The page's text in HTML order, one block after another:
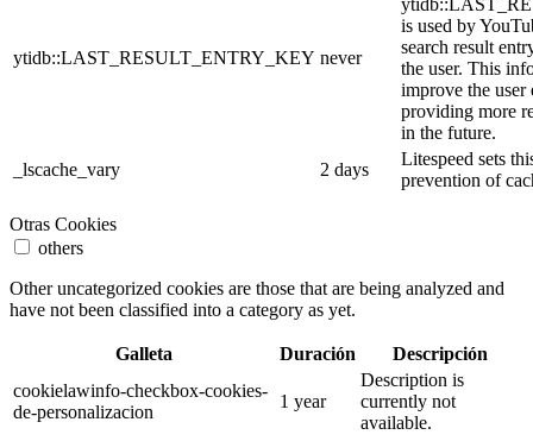
ytidb::LAST_RESULT_ENTRY_KEY never
is used by
search result
the user. This
improve the user
providing more
in the future.
_lscache_vary
2 days
Litespeed sets
prevention of
Otras Cookies
others
Other uncategorized cookies are those that are being analyzed and
have not been classified into a category as yet.
Galleta Duración
Descripción
cookielawinfo-checkbox-cookies-
de-personalizacion
1 year
Description is
currently not
available.